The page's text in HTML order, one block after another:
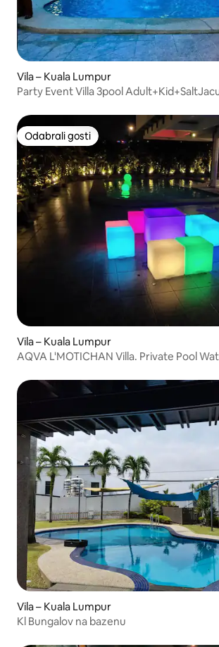
Vila – Kuala Lumpur
Party Event Villa 3pool
Odabrali gosti
Odabrali gosti
Vila – Kuala Lumpur
AQVA L'MOTICHAN Villa. Private Pool
Vila – Kuala Lumpur
Kl Bungalov na bazenu